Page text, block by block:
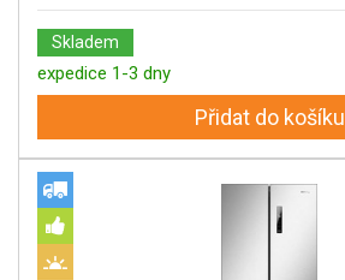
Skladem
expedice 1-3 dny
Přidat do košíku